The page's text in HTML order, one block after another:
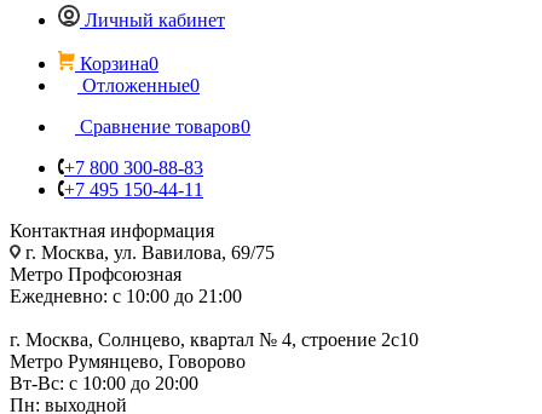
Личный кабинет
Корзина0
Отложенные0
Сравнение товаров0
+7 800 300-88-83
+7 495 150-44-11
Контактная информация
г. Москва, ул. Вавилова, 69/75
Метро Профсоюзная
Ежедневно: с 10:00 до 21:00
г. Москва, Солнцево, квартал № 4, строение 2с10
Метро Румянцево, Говорово
Вт-Вс: с 10:00 до 20:00
Пн: выходной